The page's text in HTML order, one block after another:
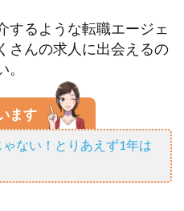
するような転職エージェ
さんの求人に出会えるの
ます
ない！とりあえず1年は